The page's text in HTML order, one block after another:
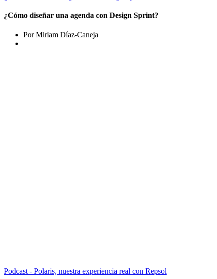
¿Cómo diseñar una agenda con Design Sprint?
Por Miriam Díaz-Caneja
Podcast - Polaris, nuestra experiencia real con Repsol